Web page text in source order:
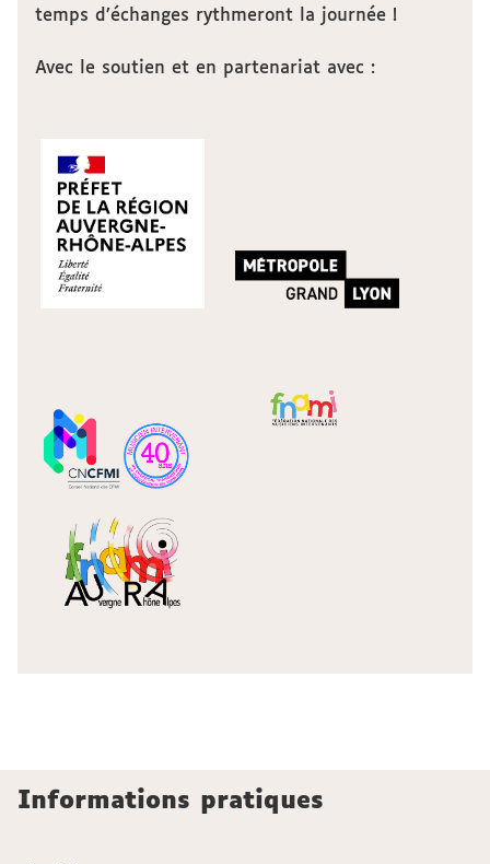
temps d’échanges rythmeront la journée !
Avec le soutien et en partenariat avec :
Informations pratiques